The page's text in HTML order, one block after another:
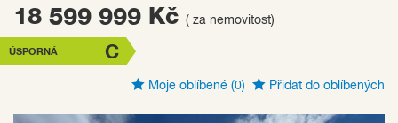
18 599 999 Kč ( za nemovitost)
C
ÚSPORNÁ
Moje oblíbené (0) Přidat do oblíbených